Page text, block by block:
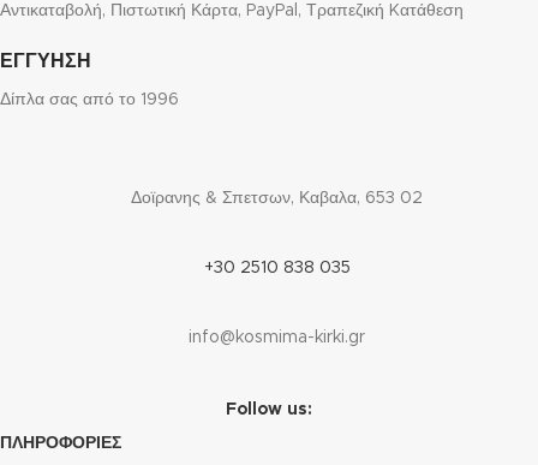
Αντικαταβολή, Πιστωτική Κάρτα, PayPal, Τραπεζική Kατάθεση
ΕΓΓΥΗΣΗ
Δίπλα σας από το 1996
Δοϊρανης & Σπετσων, Καβαλα, 653 02
+30 2510 838 035
info@kosmima-kirki.gr
Follow us:
ΠΛΗΡΟΦΟΡΙΕΣ